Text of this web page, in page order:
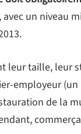
, avec un niveau
leur taille, leur
employeur
de la